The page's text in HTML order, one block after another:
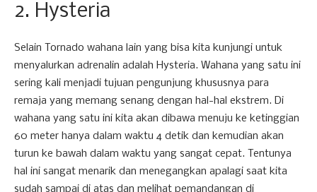
2. Hysteria
Selain Tornado wahana lain yang bisa kita kunjungi untuk
menyalurkan adrenalin adalah Hysteria. Wahana yang satu ini
sering kali menjadi tujuan pengunjung khususnya para
remaja yang memang senang dengan hal-hal ekstrem. Di
wahana yang satu ini kita akan dibawa menuju ke ketinggian
60 meter hanya dalam waktu 4 detik dan kemudian akan
turun ke bawah dalam waktu yang sangat cepat. Tentunya
hal ini sangat menarik dan menegangkan apalagi saat kita
sudah sampai di atas dan melihat pemandangan di